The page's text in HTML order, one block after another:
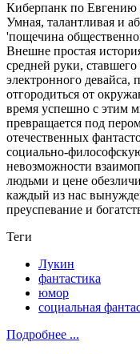
Киберпанк по Евгению
Умная, талантливая и
'пощечина
Внешне простая
средней руки, ставшего
электронного девайса,
отгородиться от
время успешно с этим
превращается под
отечественных
социально-
невозможности
людьми и цене
каждый из нас
преуспевание и
Теги
Лукин
фантастика
юмор
социальная
Подробнее ...